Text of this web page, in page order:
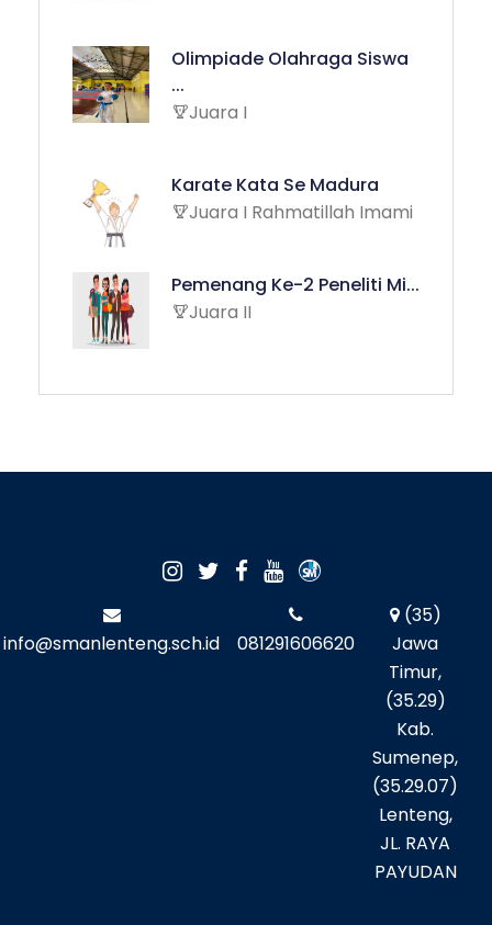
Olimpiade Olahraga Siswa
...
Juara I
Karate Kata Se Madura
Juara I Rahmatillah Imami
Pemenang Ke-2 Peneliti Mi...
Juara II
info@smanlenteng.sch.id 081291606620
(35)
Jawa
Timur,
(35.29)
Kab.
Sumenep,
(35.29.07)
Lenteng,
JL. RAYA
PAYUDAN